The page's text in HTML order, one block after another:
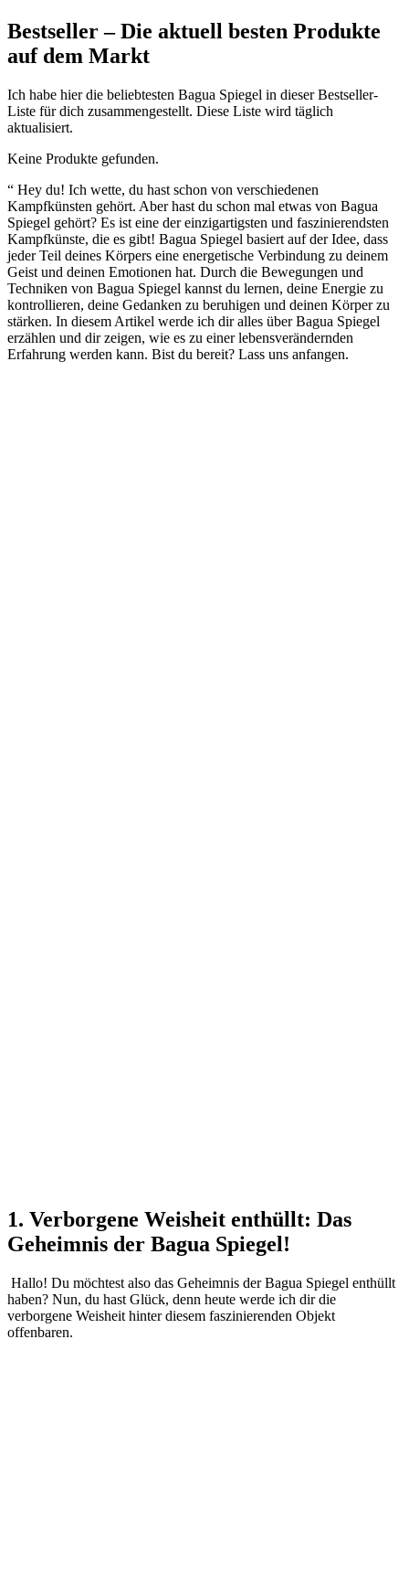
Bestseller – ⁣Die ⁤aktuell besten Produkte
auf dem ⁣Markt
Ich habe‌ hier die beliebtesten Bagua Spiegel ‍in dieser Bestseller-
Liste für dich zusammengestellt.‌ Diese Liste wird täglich
aktualisiert.
Keine Produkte gefunden.
“ ⁢Hey du!⁤ Ich wette, du hast schon von verschiedenen
Kampfkünsten gehört. Aber ‍hast du schon mal etwas von Bagua
Spiegel gehört? Es ist ⁤eine ​der einzigartigsten⁢ und faszinierendsten​
Kampfkünste, die es gibt! Bagua⁤ Spiegel basiert auf der Idee, dass
⁣jeder Teil ‍deines Körpers ‌eine energetische Verbindung⁤ zu deinem
Geist ‌und deinen Emotionen hat.‍ Durch die Bewegungen ‍und
Techniken von Bagua Spiegel⁤ kannst du lernen, deine Energie⁤ zu
kontrollieren, deine Gedanken zu ⁢beruhigen und deinen Körper⁤ zu
stärken. In diesem ‌Artikel werde ich dir alles über ‍Bagua Spiegel
erzählen und dir‌ zeigen,⁢ wie‍ es zu einer‍ lebensverändernden
Erfahrung werden kann. Bist ⁣du‍ bereit? Lass uns anfangen.
1. Verborgene​ Weisheit enthüllt: Das
Geheimnis der Bagua⁢ Spiegel!
‌ Hallo! Du möchtest‍ also das Geheimnis der Bagua​ Spiegel enthüllt
haben?‍ Nun, du hast⁢ Glück, denn heute ⁣werde‍ ich dir‍ die​
verborgene Weisheit hinter diesem faszinierenden Objekt
⁤offenbaren.